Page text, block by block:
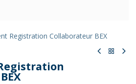
Registration Collaborateur BEX